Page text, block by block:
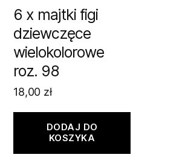
6 x majtki figi
dziewczęce
wielokolorowe
roz. 98
18,00 zł
DODAJ DO
KOSZYKA